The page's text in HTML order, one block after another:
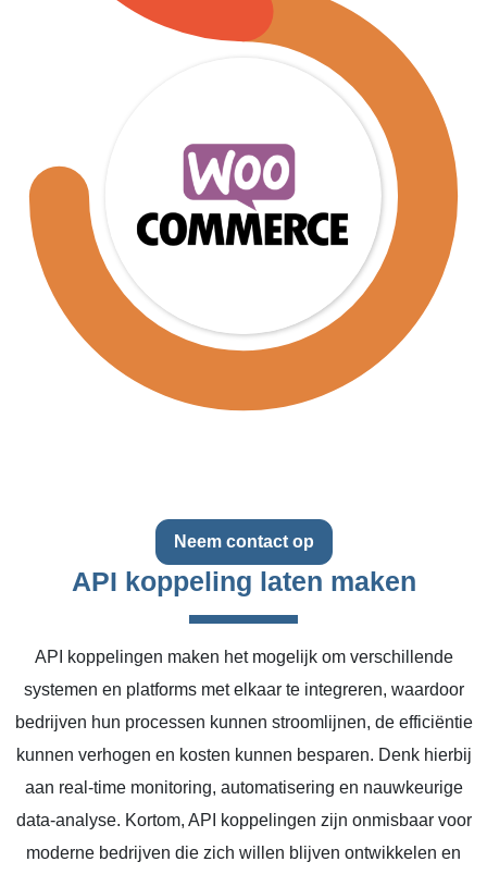
Neem contact op
API koppeling laten maken
API koppelingen maken het mogelijk om verschillende
systemen en platforms met elkaar te integreren, waardoor
bedrijven hun processen kunnen stroomlijnen, de efficiëntie
kunnen verhogen en kosten kunnen besparen. Denk hierbij
aan real-time monitoring, automatisering en nauwkeurige
data-analyse. Kortom, API koppelingen zijn onmisbaar voor
moderne bedrijven die zich willen blijven ontwikkelen en